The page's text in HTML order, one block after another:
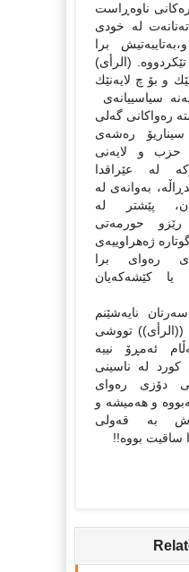
ناوەڕاست
لە خودى
برا
(الرأی)
و بۆ چ لایەنێك
سیاسییانەى
رەواكانى گەلى
رەشەى
حزب و لایەنى
لە عێراقدا
بەوانەى لە
پێشتر لە
رێزو حورمەتى
ژەهراوییەى
رەواى برا
یا كێشەكەیان
نایەشێنم
تووشى
ئەمڕۆ نییە
لە ناسینى
دۆزى رەواى
و هەمیشە و
بە قەولى
ساقیت بووە!!